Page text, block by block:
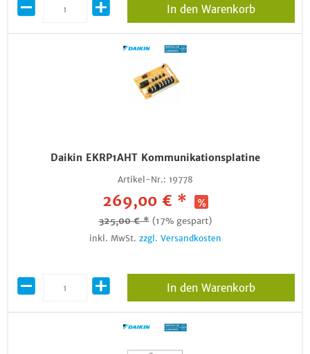
In den Warenkorb
Daikin EKRP1AHT Kommunikationsplatine
Artikel-Nr.: 19778
269,00 € *
325,00 € * (17% gespart)
inkl. MwSt. zzgl. Versandkosten
In den Warenkorb